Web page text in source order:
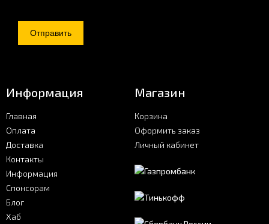
Информация
Главная
Оплата
Доставка
Контакты
Информация
Спонсорам
Блог
Хаб
Магазин
Корзина
Оформить заказ
Личный кабинет